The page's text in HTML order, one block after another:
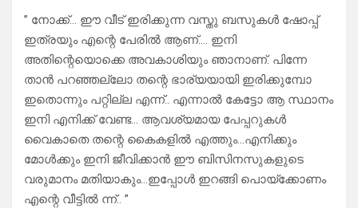
” നോക്ക്… ഈ വീട് ഇരിക്കുന്ന വസ്തു ബസുകൾ ഷോപ്പ്
ഇത്രയും എന്റെ പേരിൽ ആണ്…. ഇനി
അതിന്റെയൊക്കെ അവകാശിയും ഞാനാണ്. പിന്നേ
താൻ പറഞ്ഞല്ലോ തന്റെ ഭാര്യയായി ഇരിക്കുമ്പോ
ഇതൊന്നും പറ്റില്ല എന്ന്.. എന്നാൽ കേട്ടോ ആ സ്ഥാനം
ഇനി എനിക്ക് വേണ്ട… ആവശ്യമായ പേപ്പറുകൾ
വൈകാതെ തന്റെ കൈകളിൽ എത്തും…എനിക്കും
മോൾക്കും ഇനി ജീവിക്കാൻ ഈ ബിസിനസുകളുടെ
വരുമാനം മതിയാകും…ഇപ്പോൾ ഇറങ്ങി പൊയ്ക്കോണം
എന്റെ വീട്ടിൽ ന്ന്.. ”